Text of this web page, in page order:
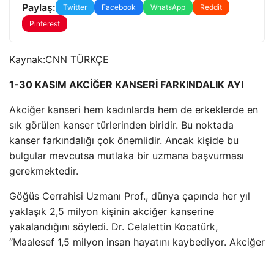
Paylaş: Twitter Facebook WhatsApp
Reddit
Pinterest
Kaynak:CNN TÜRKÇE
1-30 KASIM AKCİĞER KANSERİ FARKINDALIK AYI
Akciğer kanseri hem kadınlarda hem de erkeklerde en
sık görülen kanser türlerinden biridir. Bu noktada
kanser farkındalığı çok önemlidir. Ancak kişide bu
bulgular mevcutsa mutlaka bir uzmana başvurması
gerekmektedir.
Göğüs Cerrahisi Uzmanı Prof., dünya çapında her yıl
yaklaşık 2,5 milyon kişinin akciğer kanserine
yakalandığını söyledi. Dr. Celalettin Kocatürk,
“Maalesef 1,5 milyon insan hayatını kaybediyor. Akciğer